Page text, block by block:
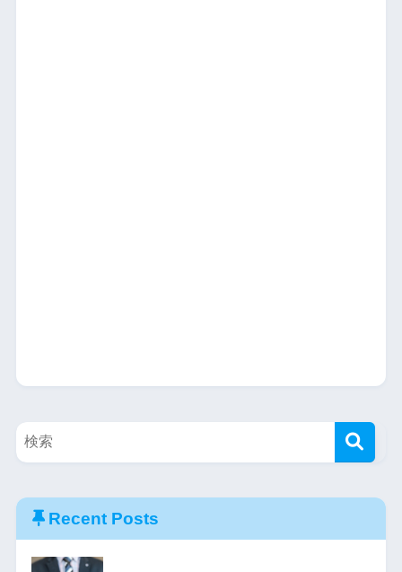
Recent Posts